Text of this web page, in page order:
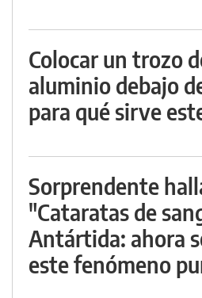
Colocar un trozo
aluminio debajo
para qué sirve
Sorprendente
"Cataratas de
Antártida: ahora
este fenómeno